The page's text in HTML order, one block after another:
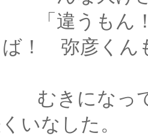
！ ほん
ば！ 弥彦くん
て答える
いなした。